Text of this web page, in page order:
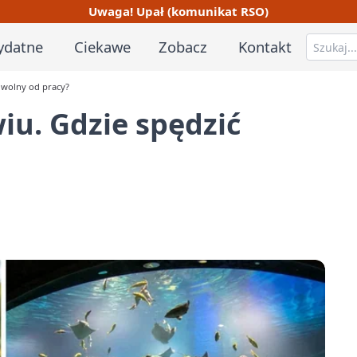
Uwaga! Upał (komunikat RSO)
Ciekawe Zobacz Kontakt
wolny od pracy?
Gdzie spędzić